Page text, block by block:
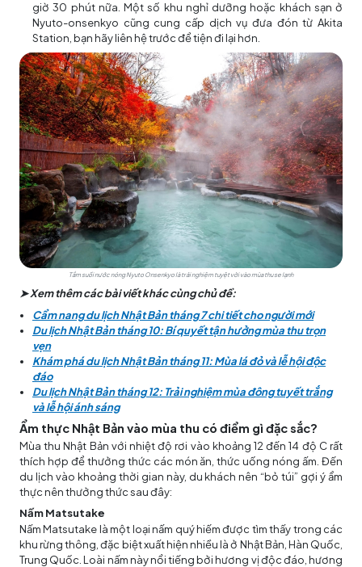
giờ 30 phút nữa. Một số khu nghỉ dưỡng hoặc khách sạn ở
Nyuto-onsenkyo cũng cung cấp dịch vụ đưa đón từ Akita
Station, bạn hãy liên hệ trước để tiện đi lại hơn.
Tắm suối nước nóng Nyuto Onsenkyo là trải nghiệm tuyệt vời vào mùa thu se lạnh
➤ Xem thêm các bài viết khác cùng chủ đề:
Cẩm nang du lịch Nhật Bản tháng 7 chi tiết cho người mới
Du lịch Nhật Bản tháng 10: Bí quyết tận hưởng mùa thu trọn
vẹn
Khám phá du lịch Nhật Bản tháng 11: Mùa lá đỏ và lễ hội độc
đáo
Du lịch Nhật Bản tháng 12: Trải nghiệm mùa đông tuyết trắng
và lễ hội ánh sáng
Ẩm thực Nhật Bản vào mùa thu có điểm gì đặc sắc?
Mùa thu Nhật Bản với nhiệt độ rơi vào khoảng 12 đến 14 độ C rất
thích hợp để thưởng thức các món ăn, thức uống nóng ấm. Đến
du lịch vào khoảng thời gian này, du khách nên “bỏ túi” gợi ý ẩm
thực nên thưởng thức sau đây:
Nấm Matsutake
Nấm Matsutake là một loại nấm quý hiếm được tìm thấy trong các
khu rừng thông, đặc biệt xuất hiện nhiều là ở Nhật Bản, Hàn Quốc,
Trung Quốc. Loài nấm này nổi tiếng bởi hương vị độc đáo, hương